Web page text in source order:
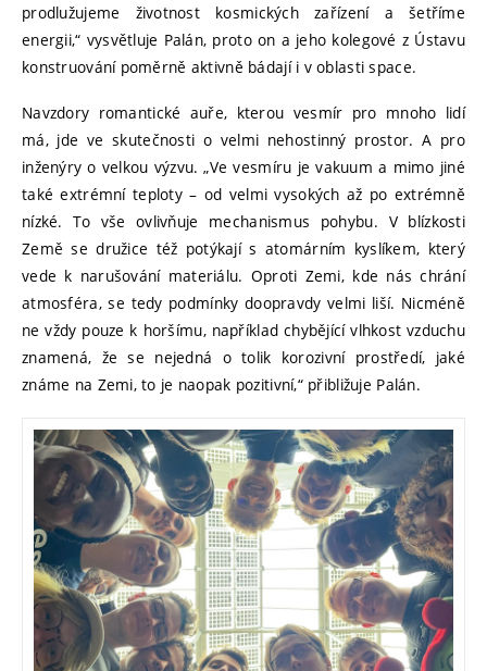
prodlužujeme životnost kosmických zařízení a šetříme
energii,“ vysvětluje Palán, proto on a jeho kolegové z Ústavu
konstruování poměrně aktivně bádají i v oblasti space.
Navzdory romantické auře, kterou vesmír pro mnoho lidí
má, jde ve skutečnosti o velmi nehostinný prostor. A pro
inženýry o velkou výzvu. „Ve vesmíru je vakuum a mimo jiné
také extrémní teploty – od velmi vysokých až po extrémně
nízké. To vše ovlivňuje mechanismus pohybu. V blízkosti
Země se družice též potýkají s atomárním kyslíkem, který
vede k narušování materiálu. Oproti Zemi, kde nás chrání
atmosféra, se tedy podmínky doopravdy velmi liší. Nicméně
ne vždy pouze k horšímu, například chybějící vlhkost vzduchu
znamená, že se nejedná o tolik korozivní prostředí, jaké
známe na Zemi, to je naopak pozitivní,“ přibližuje Palán.